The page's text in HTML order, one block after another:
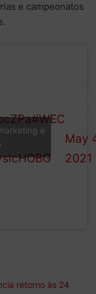
e campeonatos
#WEC
May
2021
e
retorno às 24